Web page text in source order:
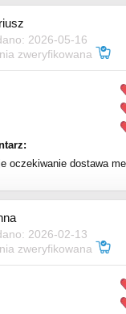
2026-05-16
zweryfikowana
oczekiwanie dostawa
2026-02-13
zweryfikowana